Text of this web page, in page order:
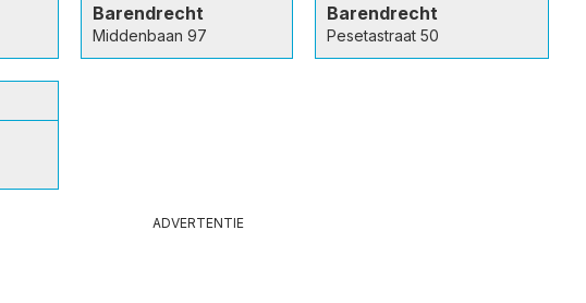
Barendrecht
Middenbaan 97
Barendrecht
Pesetastraat 50
ADVERTENTIE